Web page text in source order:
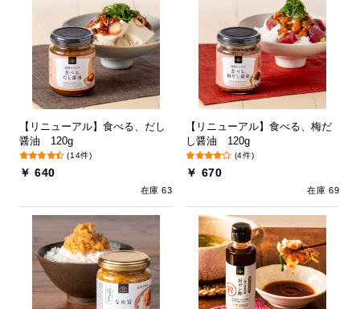
【リニューアル】食べる、だし
醤油 120g
(14件)
￥ 640
在庫 63
【リニューアル】食べる、梅だ
し醤油 120g
(4件)
￥ 670
在庫 69